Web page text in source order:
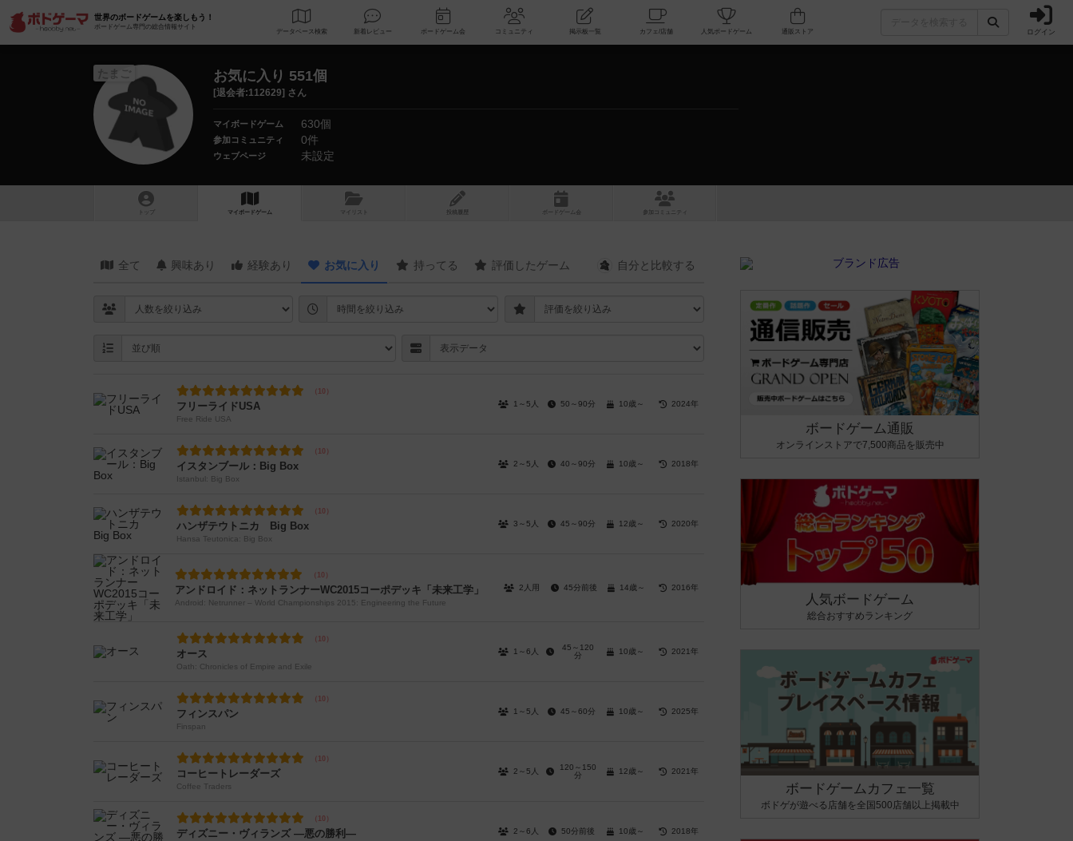
世界のボードゲームを楽しもう！
ボードゲーム専門の総合情報サイト
データベース 検索 新着レビュー ボードゲーム会 コミュニティ 掲示板一覧 カフェ/店舗 人気ボードゲーム ログイン
たまご お気に入り 551個
[退会者:112629] さん
マイボードゲーム 630個
参加コミュニティ 0件
ウェブページ 未設定
トップ マイボードゲーム マイリスト 投稿履歴 ボ ドゲ ーム コミュニティ
全て 興味あり 経験あり お気に入り 持ってる 評価したゲーム 自分と 比較する
フリーライドUSA
Free Ride USA
1～5人 50～90分 10歳～ 2024年
イスタンブール：Big Box
Istanbul: Big Box
2～5人 40～90分 10歳～ 2018年
ハンザテウトニカ Big Box
Hansa Teutonica: Big Box
3～5人 45～90分 12歳～ 2020年
アンドロイド：ネットランナーWC2015コーポデッキ「未来工学」
Android: Netrunner – World Championships 2015: Engineering the Future
2人用 45分前後 14歳～ 2016年
オース
Oath: Chronicles of Empire and Exile
1～6人
45～120
分
10歳～ 2021年
フィンスパン
Finspan
1～5人 45～60分 10歳～ 2025年
コーヒートレーダーズ
Coffee Traders
2～5人
120～150
分
12歳～ 2021年
ディズニー・ヴィランズ ―悪の勝利― 2～6人 50分前後 10歳～ 2018年
ボードゲーム通販
オンラインストアで7,500商品を販売中
人気ボードゲーム
総合おすすめランキング
ボードゲームカフェ一覧
ボドゲが遊べる店舗を全国500店舗以上掲載中